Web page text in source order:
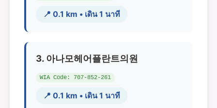
📍 0.1 km • เดิน 1 นาที
3. 아나모헤어플란트의원
WIA Code: 707-852-261
📍 0.1 km • เดิน 1 นาที